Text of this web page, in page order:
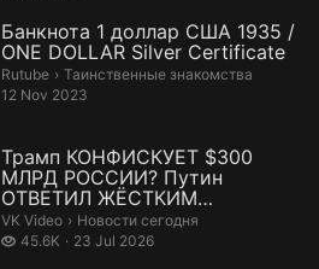
Банкнота 1 доллар США 1935 /
ONE DOLLAR Silver Certificate
Rutube › Таинственные знакомства.
Таинственные знакомства
12 Nov 2023
Трамп КОНФИСКУЕТ $300
МЛРД РОССИИ? Путин
ОТВЕТИЛ ЖЁСТКИМ
УЛЬТИМАТУМОМ США! —
Видео от...
VK Video › Новости сегодня.
Новости сегодня
45.6K
45.6 thousand views
23 Jul 2026